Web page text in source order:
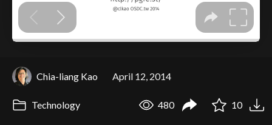
Chia-liang Kao April 12, 2014
Technology 480 10